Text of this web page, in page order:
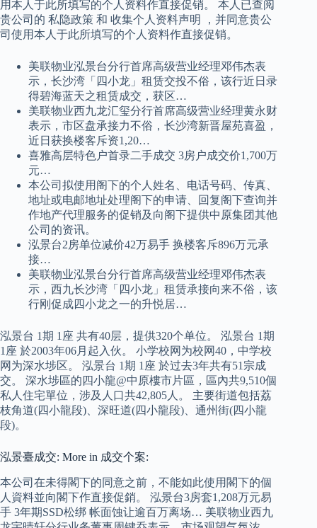
用本人于此所填写的个人资料作直接促销。 本人已查阅
贵公司的 私隐政策 和 收集个人资料声明 ，并同意贵公
司使用本人于此所填写的个人资料作直接促销。
美联物业泓景台分行首席高级营业经理邓伟杰表
示，长沙湾「四小龙」租赁交投不俗，该行近日录
得碧海蓝天之租赁成交，获区…
美联物业西九龙汇玺分行首席高级营业经理黄永财
表示，市区盘承接力不俗，长沙湾新晋屋苑喜盈，
近日获换楼客斥资1,20…
喜雅高层特色户首录二手成交 3房户成交价1,700万
元…
本公司拟使用阁下的个人姓名、电话号码、传真、
地址或电邮地址处理阁下的申请、回复阁下查询并
作地产代理服务的促销及向阁下提供中原集团其他
公司的资讯。
泓景台2房单位减价42万易手 换楼客斥896万元承
接…
美联物业泓景台分行首席高级营业经理邓伟杰表
示，西九长沙湾「四小龙」租赁承接向来不俗，该
行刚促成四小龙之一的升悦居…
泓景台 1期 1座 共有40层，提供320个单位。 泓景台 1期
1座 於2003年06月起入伙。 小学校网为校网40，中学校
网为深水埗区。 泓景台 1期 1座 於过去3年共有51宗成
交。 深水埗區的四小龍@中原樓市片區，區內共9,510個
私人住宅單位，涉及人口共42,805人。 主要街道包括荔
枝角道(四小龍段)、深旺道(四小龍段)、通州街(四小龍
段)。
泓景臺成交: More in 成交个案:
本公司在未得閣下的同意之前，不能如此使用閣下的個
人資料並向閣下作直接促銷。 泓景台3房套1,208万元易
手 3年期SSD松绑 帐面蚀让逾百万离场… 美联物业西九